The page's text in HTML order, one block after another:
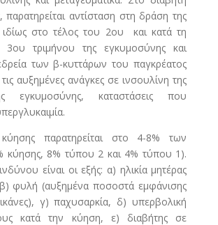
αντίσταση στη δράση της
ιδίως στο τέλος του 2ου και κατά τη
3ου τριμήνου της εγκυμοσύνης και
των β-κυττάρων του παγκρέατος
αυξημένες ανάγκες σε ινσουλίνη της
εγκυμοσύνης, καταστάσεις που
παρατηρείται στο 4-8% των
κύησης, 8% τύπου 2 και 4% τύπου 1).
είναι οι εξής: α) ηλικία μητέρας
φυλή (αυξημένα ποσοστά εμφάνισης
γ) παχυσαρκία, δ) υπερβολική
κατά την κύηση, ε) διαβήτης σε